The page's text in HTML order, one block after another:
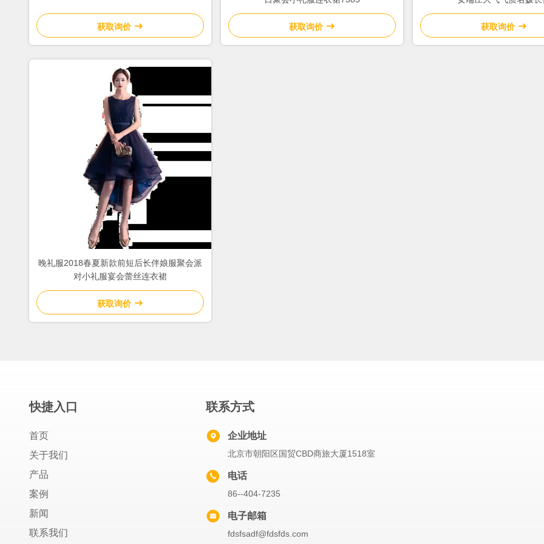
获取询价 获取询价 获取询价
晚礼服2018春夏新款前短后长伴娘服聚会派
对小礼服宴会蕾丝连衣裙
获取询价
快捷入口
首页
关于我们
产品
案例
新闻
联系我们
联系方式
企业地址
北京市朝阳区国贸CBD商旅大厦1518室
电话
86--404-7235
电子邮箱
fdsfsadf@fdsfds.com